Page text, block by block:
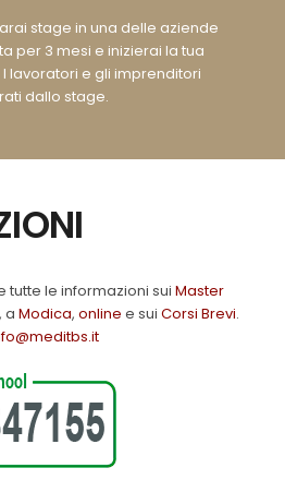
stage in una delle aziende
per 3 mesi e inizierai la tua
lavoratori e gli imprenditori
dallo stage.
le informazioni sui Master
, a Modica, online e sui Corsi Brevi.